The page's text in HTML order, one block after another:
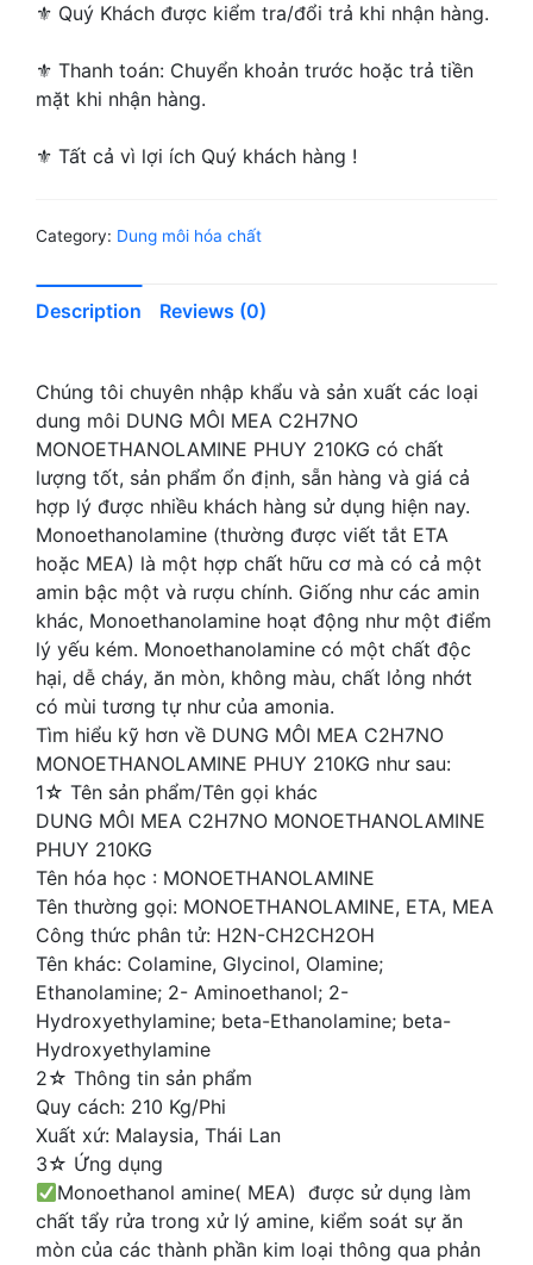
⚜ Quý Khách được kiểm tra/đổi trả khi nhận hàng.
⚜ Thanh toán: Chuyển khoản trước hoặc trả tiền
mặt khi nhận hàng.
⚜ Tất cả vì lợi ích Quý khách hàng !
Category: Dung môi hóa chất
Description Reviews (0)
Chúng tôi chuyên nhập khẩu và sản xuất các loại
dung môi DUNG MÔI MEA C2H7NO
MONOETHANOLAMINE PHUY 210KG có chất
lượng tốt, sản phẩm ổn định, sẵn hàng và giá cả
hợp lý được nhiều khách hàng sử dụng hiện nay.
Monoethanolamine (thường được viết tắt ETA
hoặc MEA) là một hợp chất hữu cơ mà có cả một
amin bậc một và rượu chính. Giống như các amin
khác, Monoethanolamine hoạt động như một điểm
lý yếu kém. Monoethanolamine có một chất độc
hại, dễ cháy, ăn mòn, không màu, chất lỏng nhớt
có mùi tương tự như của amonia.
Tìm hiểu kỹ hơn về DUNG MÔI MEA C2H7NO
MONOETHANOLAMINE PHUY 210KG như sau:
1☆ Tên sản phẩm/Tên gọi khác
DUNG MÔI MEA C2H7NO MONOETHANOLAMINE
PHUY 210KG
Tên hóa học : MONOETHANOLAMINE
Tên thường gọi: MONOETHANOLAMINE, ETA, MEA
Công thức phân tử: H2N-CH2CH2OH
Tên khác: Colamine, Glycinol, Olamine;
Ethanolamine; 2- Aminoethanol; 2-
Hydroxyethylamine; beta-Ethanolamine; beta-
Hydroxyethylamine
2☆ Thông tin sản phẩm
Quy cách: 210 Kg/Phi
Xuất xứ: Malaysia, Thái Lan
3☆ Ứng dụng
Monoethanol amine( MEA) được sử dụng làm
chất tẩy rửa trong xử lý amine, kiểm soát sự ăn
mòn của các thành phần kim loại thông qua phản